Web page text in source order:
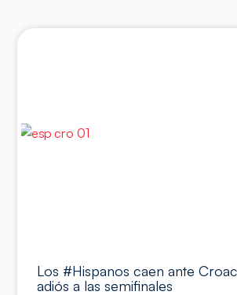
Los #Hispanos caen ante
adiós a las semifinales